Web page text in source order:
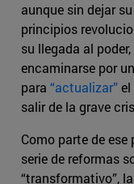
aunque sin dejar
principios
su llegada al
encaminarse por
para “actualizar”
salir de la grave
Como parte de
serie de reformas
“transformativo”,